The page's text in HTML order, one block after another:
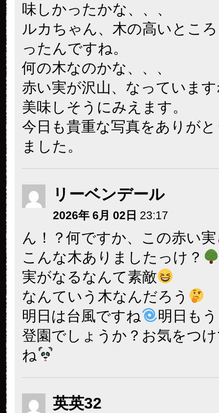
味しかったかな、、、
ルカちゃん、木の高いとこ
ったんですね。
何の木なのかな、、、
赤い実が沢山、なっていま
美味しそうにみえます。
今日も貴重な写真をありが
ました。
リーベンデール
2026年 6月 02日 23:17
ん！？何ですか、この赤い実
こんな木ありましたっけ？
実がなるなんて素敵
なんていう木なんだろう
明日は台風ですね
明日も
登園でしょうか？お気をつ
ね
英英32